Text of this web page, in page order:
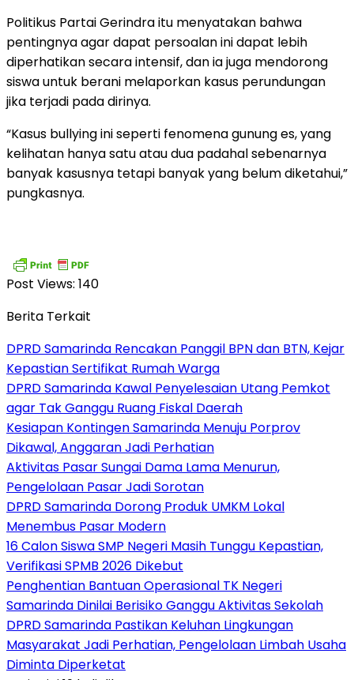
Politikus Partai Gerindra itu menyatakan bahwa
pentingnya agar dapat persoalan ini dapat lebih
diperhatikan secara intensif, dan ia juga mendorong
siswa untuk berani melaporkan kasus perundungan
jika terjadi pada dirinya.
“Kasus bullying ini seperti fenomena gunung es, yang
kelihatan hanya satu atau dua padahal sebenarnya
banyak kasusnya tetapi banyak yang belum diketahui,”
pungkasnya.
Post Views: 140
Berita Terkait
DPRD Samarinda Rencakan Panggil BPN dan BTN, Kejar
Kepastian Sertifikat Rumah Warga
DPRD Samarinda Kawal Penyelesaian Utang Pemkot
agar Tak Ganggu Ruang Fiskal Daerah
Kesiapan Kontingen Samarinda Menuju Porprov
Dikawal, Anggaran Jadi Perhatian
Aktivitas Pasar Sungai Dama Lama Menurun,
Pengelolaan Pasar Jadi Sorotan
DPRD Samarinda Dorong Produk UMKM Lokal
Menembus Pasar Modern
16 Calon Siswa SMP Negeri Masih Tunggu Kepastian,
Verifikasi SPMB 2026 Dikebut
Penghentian Bantuan Operasional TK Negeri
Samarinda Dinilai Berisiko Ganggu Aktivitas Sekolah
DPRD Samarinda Pastikan Keluhan Lingkungan
Masyarakat Jadi Perhatian, Pengelolaan Limbah Usaha
Diminta Diperketat